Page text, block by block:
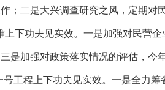
；二是大兴调查研究之风，定期
下功夫见实效。 一是加强对民营
是加强对政策落实情况的评估，
工程上下功夫见实效。 一是全力筹